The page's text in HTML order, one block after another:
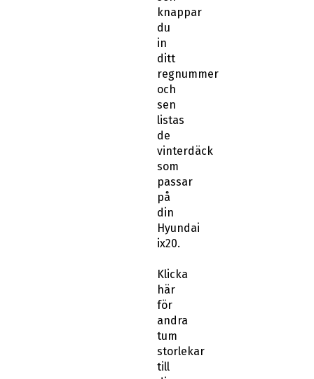
knappar
du
in
ditt
regnummer
och
sen
listas
de
vinterdäck
som
passar
på
din
Hyundai
ix20.
Klicka
här
för
andra
tum
storlekar
till